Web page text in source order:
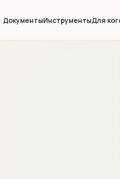
ДокументыИнструментыДля